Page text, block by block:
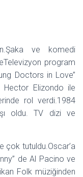
ve komedi
program
Doctors in Love’’
Hector Elizondo ile
rol verdi.1984
oldu. TV dizi ve
çok tutuldu.Oscar’a
de Al Pacino ve
Folk müziğinden